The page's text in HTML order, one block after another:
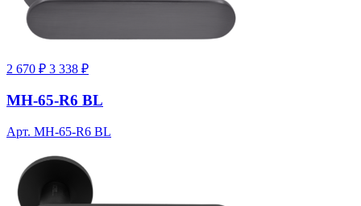
2 670 ₽ 3 338 ₽
MH-65-R6 BL
Арт. MH-65-R6 BL